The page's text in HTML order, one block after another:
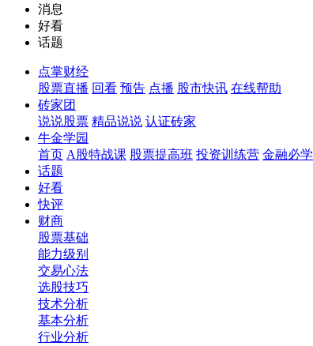
消息
好看
话题
点掌财经
股票直播 回看 预告 点播 股市快讯 在线帮助
砖家团
说说股票 精品说说 认证砖家
牛金学园
首页 A股特战课 股票提高班 投资训练营 金融必学
话题
好看
快评
财商
股票基础
能力级别
交易心法
选股技巧
技术分析
基本分析
行业分析